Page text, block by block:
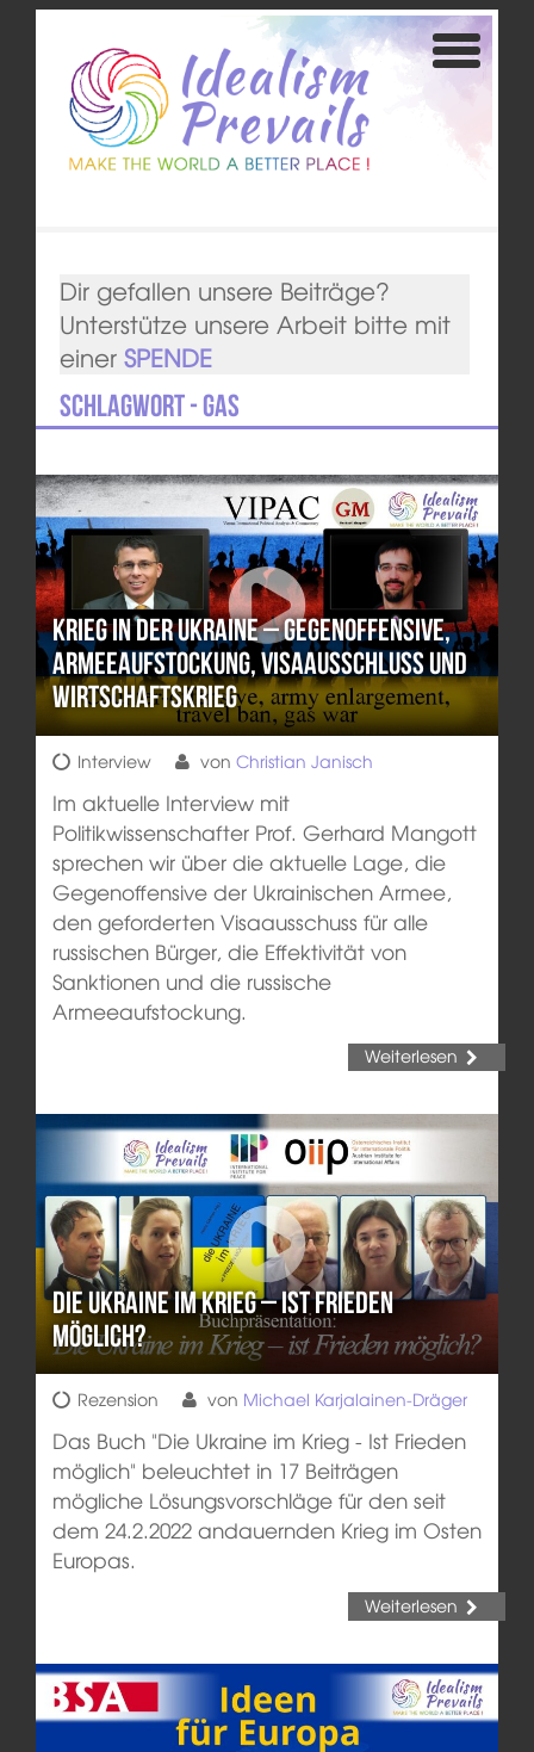
Dir gefallen unsere Beiträge?
Unterstütze unsere Arbeit bitte mit
einer SPENDE
Schlagwort - gas
Krieg in der Ukraine – Gegenoffensive,
Armeeaufstockung, Visaausschluss und
Wirtschaftskrieg
Interview von Christian Janisch
Im aktuelle Interview mit
Politikwissenschafter Prof. Gerhard Mangott
sprechen wir über die aktuelle Lage, die
Gegenoffensive der Ukrainischen Armee,
den geforderten Visaausschuss für alle
russischen Bürger, die Effektivität von
Sanktionen und die russische
Armeeaufstockung.
Weiterlesen
Die Ukraine im Krieg – Ist Frieden
möglich?
Rezension von Michael Karjalainen-Dräger
Das Buch "Die Ukraine im Krieg - Ist Frieden
möglich" beleuchtet in 17 Beiträgen
mögliche Lösungsvorschläge für den seit
dem 24.2.2022 andauernden Krieg im Osten
Europas.
Weiterlesen